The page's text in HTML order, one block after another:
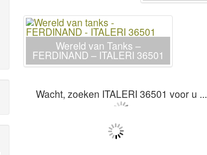
Wereld van Tanks –
FERDINAND – ITALERI 36501
Wacht, zoeken ITALERI 36501 voor u ...